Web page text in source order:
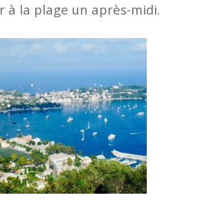
à la plage un après-midi.